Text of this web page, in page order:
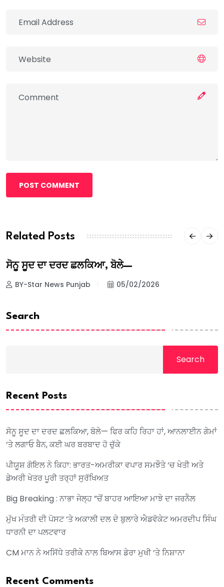
POST COMMENT
Related Posts
ਸੋਨੂ ਸੂਦ ਦਾ ਦਰਦ ਛਲਕਿਆ, ਬੋਲੇ—
BY-Star News Punjab 05/02/2026
Search
Search
Recent Posts
ਸੋਨੂ ਸੂਦ ਦਾ ਦਰਦ ਛਲਕਿਆ, ਬੋਲੇ— ਫਿਰ ਕਹਿ ਰਿਹਾ ਹਾਂ, ਆਨਲਾਈਨ ਗੇਮਾਂ
‘ਤੇ ਲਗਾਓ ਬੈਨ, ਕਈ ਘਰ ਬਰਬਾਦ ਹੋ ਚੁੱਕੇ
ਪੀਯੂਸ਼ ਗੋਇਲ ਨੇ ਕਿਹਾ: ਭਾਰਤ-ਅਮਰੀਕਾ ਵਪਾਰ ਸਮਝੌਤੇ ‘ਚ ਖੇਤੀ ਅਤੇ
ਡੇਅਰੀ ਖੇਤਰ ਪੂਰੀ ਤਰ੍ਹਾਂ ਸੁਰੱਖਿਅਤ
Big Breaking : ਨਾਭਾ ਜੇਲ੍ਹ ”ਚੋਂ ਬਾਹਰ ਆਇਆ ਮਾਝੇ ਦਾ ਜਰਨੈਲ
ਮੁੱਖ ਮੰਤਰੀ ਦੀ ਪੋਸਟ ‘ਤੇ ਅਕਾਲੀ ਦਲ ਦੇ ਬੁਲਾਰੇ ਐਡਵੋਕੇਟ ਅਮਰਦੀਪ ਸਿੰਘ
ਧਾਰਨੀ ਦਾ ਪਲਟਵਾਰ
CM ਮਾਨ ਨੇ ਅਸਿੱਧੇ ਤਰੀਕੇ ਨਾਲ ਬਿਆਸ ਡੇਰਾ ਮੁਖੀ ‘ਤੇ ਨਿਸ਼ਾਨਾ
Recent Comments